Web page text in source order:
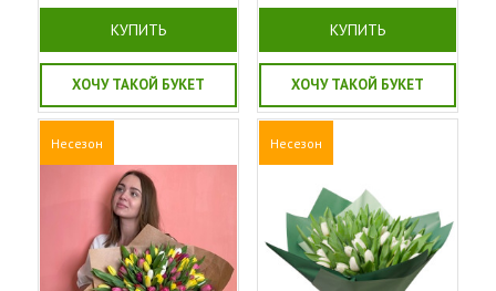
КУПИТЬ
ХОЧУ ТАКОЙ БУКЕТ
КУПИТЬ
ХОЧУ ТАКОЙ БУКЕТ
Несезон Несезон